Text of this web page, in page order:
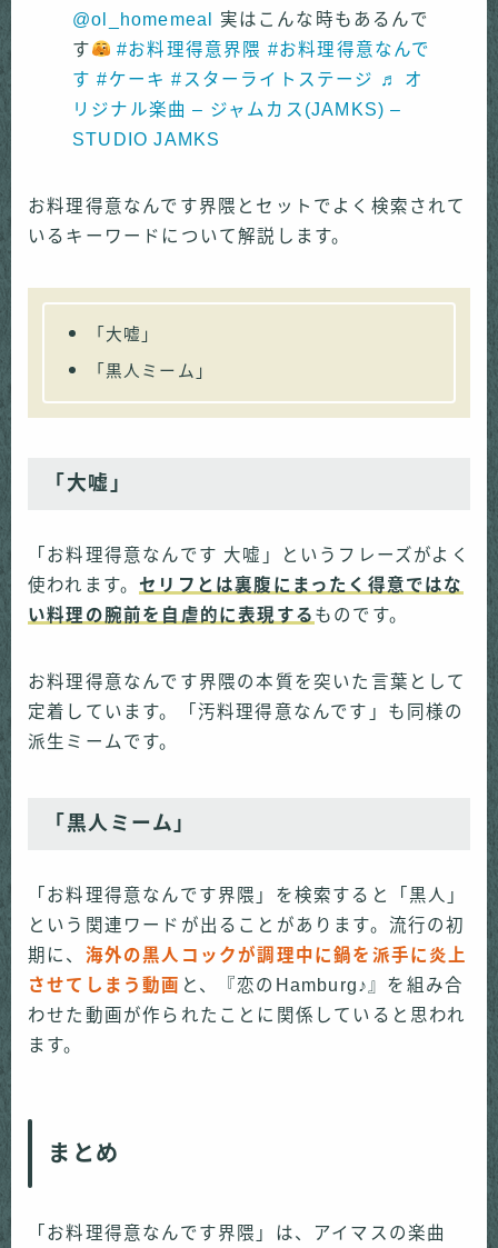
@ol_homemeal
実はこんな時もあるんで
す
#お料理得意界隈 #お料理得意なんで
す #ケーキ #スターライトステージ ♬ オ
リジナル楽曲 – ジャムカス(JAMKS) –
STUDIO JAMKS
お料理得意なんです界隈とセットでよく検索されて
いるキーワードについて解説します。
「大嘘」
「黒人ミーム」
「大嘘」
「お料理得意なんです 大嘘」というフレーズがよく
使われます。セリフとは裏腹にまったく得意ではな
い料理の腕前を自虐的に表現する ものです。
お料理得意なんです界隈の本質を突いた言葉として
定着しています。「汚料理得意なんです」も同様の
派生ミームです。
「黒人ミーム」
「お料理得意なんです界隈」を検索すると「黒人」
という関連ワードが出ることがあります。流行の初
期に、 海外の黒人コックが調理中に鍋を派手に炎上
させてしまう動画 と、『恋のHamburg♪』を組み合
わせた動画が作られたことに関係していると思われ
ます。
まとめ
「お料理得意なんです界隈」は、アイマスの楽曲